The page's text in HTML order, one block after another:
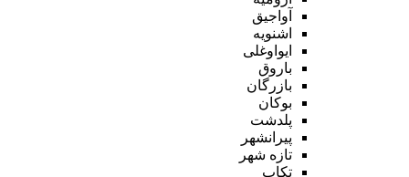
آواجیق
اشنویه
ایواوغلی
باروق
بازرگان
بوکان
پلدشت
پیرانشهر
تازه شهر
تکاب